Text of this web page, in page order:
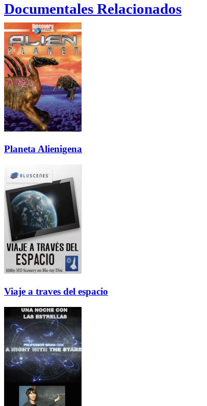
Documentales Relacionados
Planeta Alienigena
Viaje a traves del espacio